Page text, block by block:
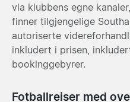
via klubbens egne
finner tilgjengelige
autoriserte
inkludert i prisen,
bookinggebyrer.
Fotballreiser med